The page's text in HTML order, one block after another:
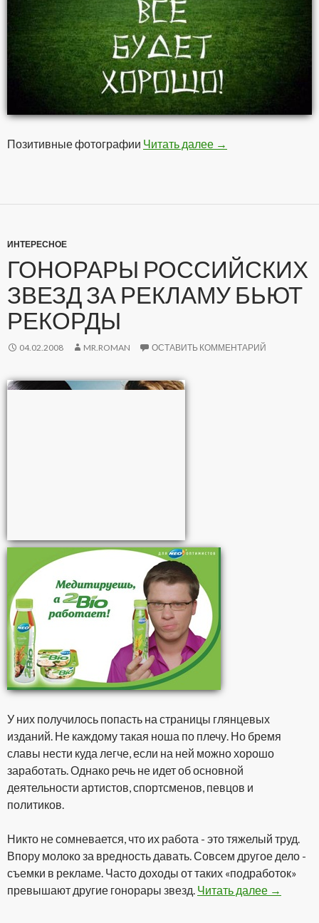
Позитивные фотографии Читать далее Позитивчег
→
ИНТЕРЕСНОЕ
ГОНОРАРЫ РОССИЙСКИХ
ЗВЕЗД ЗА РЕКЛАМУ БЬЮТ
РЕКОРДЫ
04.02.2008 MR.ROMAN ОСТАВИТЬ КОММЕНТАРИЙ
У них получилось попасть на страницы глянцевых
изданий. Не каждому такая ноша по плечу. Но бремя
славы нести куда легче, если на ней можно хорошо
заработать. Однако речь не идет об основной
деятельности артистов, спортсменов, певцов и
политиков.
Никто не сомневается, что их работа - это тяжелый труд.
Впору молоко за вредность давать. Совсем другое дело -
съемки в рекламе. Часто доходы от таких «подработок»
превышают другие гонорары звезд. Читать далее →